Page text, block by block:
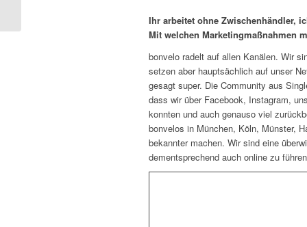
Ihr arbeitet ohne Zwischenhändler,
Mit welchen Marketingmaßnahmen
bonvelo radelt auf allen Kanälen. Wir
setzen aber hauptsächlich auf unser
gesagt super. Die Community aus
dass wir über Facebook, Instagram,
konnten und auch genauso viel
bonvelos in München, Köln, Münster,
bekannter machen. Wir sind eine
dementsprechend auch online zu